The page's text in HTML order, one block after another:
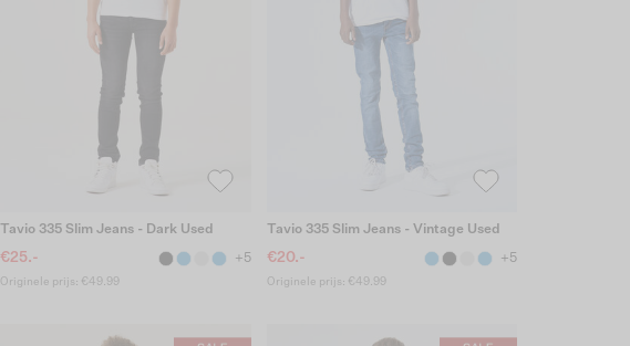
Tavio 335 Slim Jeans - Dark Used
€25.- +5
Originele prijs: €49.99
Tavio 335 Slim Jeans - Vintage Used
€20.- +5
Originele prijs: €49.99